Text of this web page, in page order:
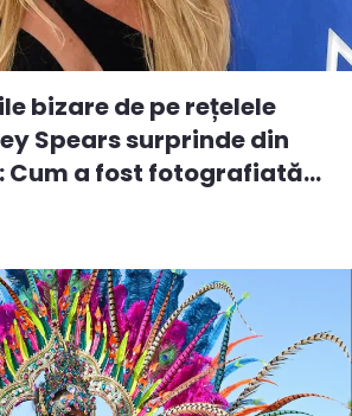
bizare de pe rețelele
Spears surprinde din
Cum a fost fotografiată